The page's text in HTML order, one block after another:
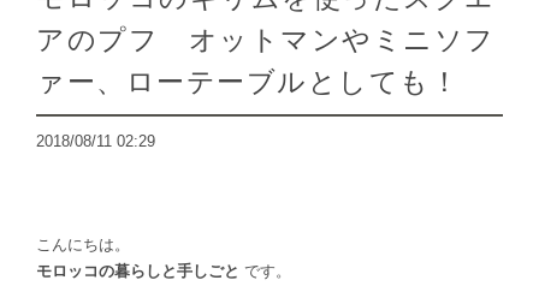
アのプフ オットマンやミニソフ
ァー、ローテーブルとしても！
2018/08/11 02:29
こんにちは。
モロッコの暮らしと手しごと です。